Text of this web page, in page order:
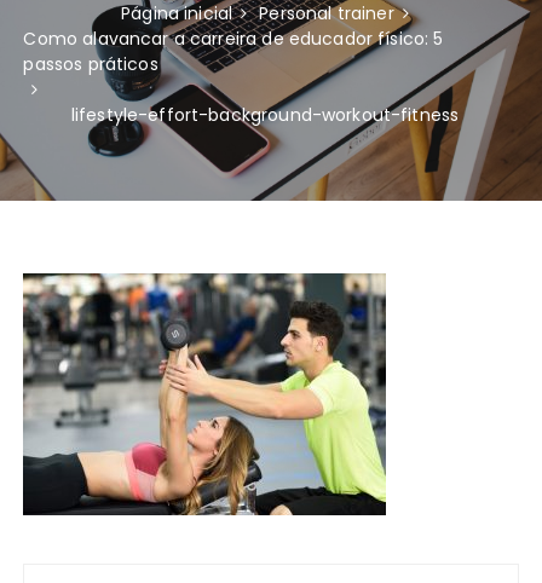
Página inicial
Personal trainer
Como alavancar a carreira de educador físico: 5
passos práticos
lifestyle-effort-background-workout-fitness